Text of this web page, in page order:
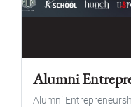
Alumni
Alumni